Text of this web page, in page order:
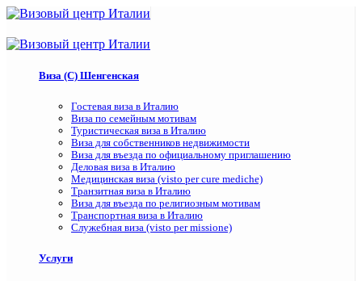
Виза (C) Шенгенская
Гостевая виза в Италию
Виза по семейным мотивам
Туристическая виза в Италию
Виза для собственников недвижимости
Виза для въезда по официальному приглашению
Деловая виза в Италию
Медицинская виза (visto per cure mediche)
Транзитная виза в Италию
Виза для въезда по религиозным мотивам
Транспортная виза в Италию
Служебная виза (visto per missione)
Услуги